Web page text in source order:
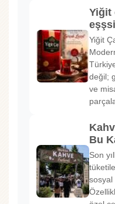
Yiğit
Yiğit
değil;
ve
Bu
Son
sosyal